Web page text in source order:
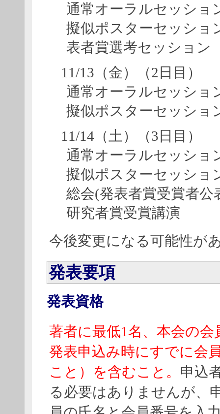
通常オーラルセッショ
擬似ポスターセッショ
表者賞選考セッション
11/13（金）（2日目）
通常オーラルセッショ
擬似ポスターセッショ
11/14（土）（3日目）
通常オーラルセッショ
擬似ポスターセッショ
総会(発表者賞受賞者公
研究者賞受賞講演
今後変更になる可能性が
発表要項
発表資格
著者に最低1名、本会の
発表申込み時にすでに会
こと）を含むこと。 申込
る必要はありませんが、